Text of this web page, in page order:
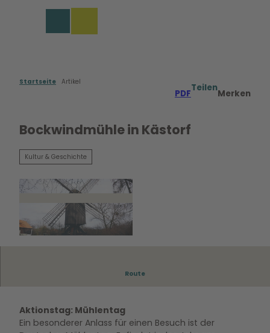
Startseite Artikel
PDF
Teilen
Merken
Bockwindmühle in Kästorf
Kultur & Geschichte
Route
Aktionstag: Mühlentag
Ein besonderer Anlass für einen Besuch ist der